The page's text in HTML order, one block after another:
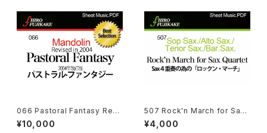
066 Pastoral Fantasy Revi
sed in 2004 パストラル·ファン
タジー 2004年改訂版
¥10,000
507 Rock'n March for Sax
Quartet
¥4,000